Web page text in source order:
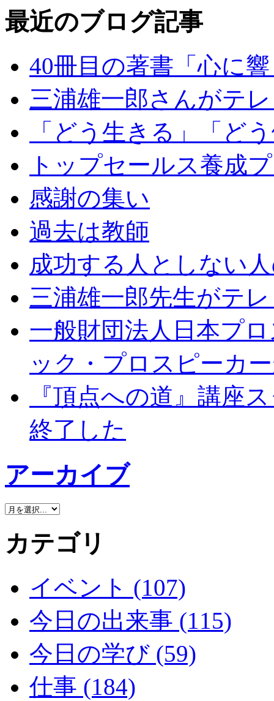
最近のブログ記事
40冊目の著書「心に
三浦雄一郎さんがテ
「どう生きる」「ど
トップセールス養成
感謝の集い
過去は教師
成功する人としない
三浦雄一郎先生がテ
一般財団法人日本プ
ック・プロスピーカ
『頂点への道』講座
終了した
アーカイブ
カテゴリ
イベント (107)
今日の出来事 (115)
今日の学び (59)
仕事 (184)